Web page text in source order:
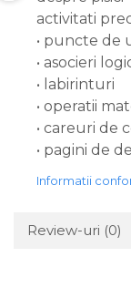
activitati
• puncte de
• asocieri
• labirinturi
• operatii
• careuri de
• pagini de
Informatii
Review-uri (0)